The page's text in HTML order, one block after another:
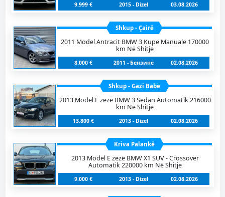
9.999 € 2015 - Dizel 03.08.2026
Shkup - Çairë
2011 Model Antracit BMW 3 Kupe Manuale 170000
km Në Shitje
8.000 € 2011 - Бензинe 02.08.2026
Shkup - Gazi Babë
2013 Model E zezë BMW 3 Sedan Automatik 216000
km Në Shitje
13.800 € 2013 - Dizel 02.08.2026
Kriva Palankë
2013 Model E zezë BMW X1 SUV - Crossover
Automatik 220000 km Në Shitje
9.000 € 2013 - Dizel 02.08.2026